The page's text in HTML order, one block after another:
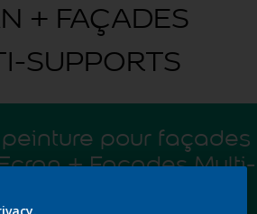
+ FAÇADES
SUPPORTS
pour façades
+ Façades Multi-